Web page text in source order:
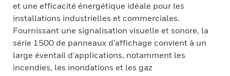
et une efficacité énergétique idéale pour les
installations industrielles et commerciales.
Fournissant une signalisation visuelle et sonore, la
série 1500 de panneaux d'affichage convient à un
large éventail d'applications, notamment les
incendies, les inondations et les gaz